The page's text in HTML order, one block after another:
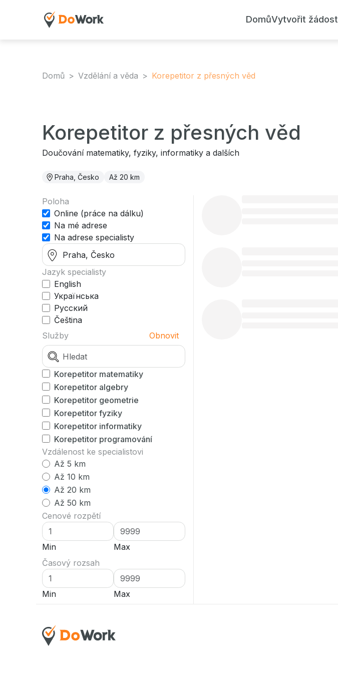
DomůVytvořit žádost
Domů Vzdělání a věda Korepetitor z přesných věd
Korepetitor z přesných věd
Doučování matematiky, fyziky, informatiky a dalších
Praha, Česko Až 20 km
Poloha
Online (práce na dálku)
Na mé adrese
Na adrese specialisty
Jazyk specialisty
English
Українська
Русский
Čeština
Služby
Obnovit
Korepetitor matematiky
Korepetitor algebry
Korepetitor geometrie
Korepetitor fyziky
Korepetitor informatiky
Korepetitor programování
Vzdálenost ke specialistovi
Až 5 km
Až 10 km
Až 20 km
Až 50 km
Cenové rozpětí
Min
Max
Časový rozsah
Min Max